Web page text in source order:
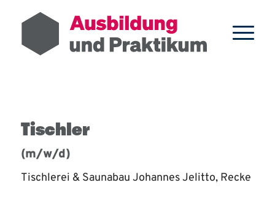
Tischler
(m/w/d)
Tischlerei & Saunabau Johannes Jelitto, Recke